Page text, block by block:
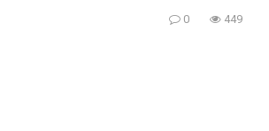
0 449